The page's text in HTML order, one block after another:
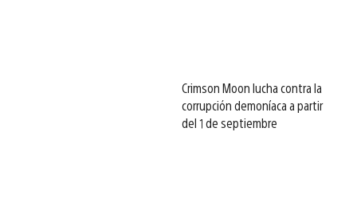
Crimson Moon lucha contra la
corrupción demoníaca a partir
del 1 de septiembre